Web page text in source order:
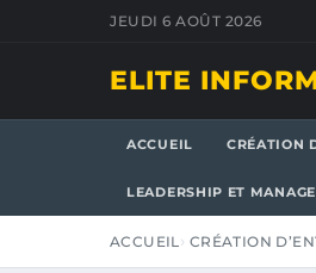
JEUDI 6 AOÛT 2026
ELITE
ACCUEIL CRÉATION
LEADERSHIP ET
ACCUEIL CRÉATION